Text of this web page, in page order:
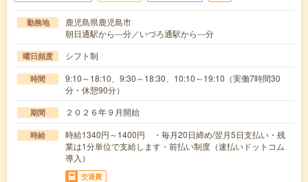
勤務地
鹿児島県鹿児島市
朝日通駅から---分／いづろ通駅から---分
曜日頻度 シフト制
時間
9:10～18:10、9:30～18:30、10:10～19:10（実働7時間30
分・休憩90分）
期間 ２０２６年９月開始
時給
時給1340円～1400円 ・毎月20日締め/翌月5日支払い・残
業は1分単位で支給します・前払い制度（速払いドットコム
導入）
交通費